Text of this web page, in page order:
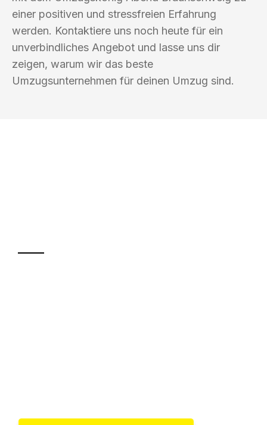
einer positiven und stressfreien Erfahrung
werden. Kontaktiere uns noch heute für ein
unverbindliches Angebot und lasse uns dir
zeigen, warum wir das beste
Umzugsunternehmen für deinen Umzug sind.